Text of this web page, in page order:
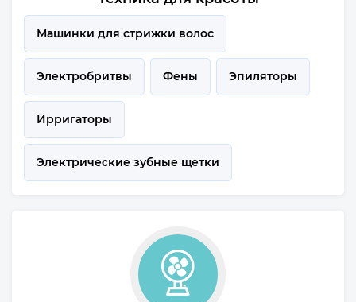
Машинки для стрижки волос
Электробритвы Фены Эпиляторы
Ирригаторы
Электрические зубные щетки